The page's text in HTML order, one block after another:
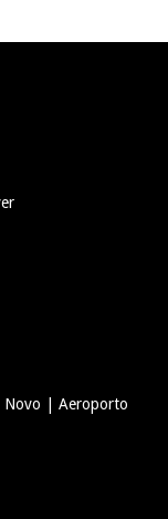
Novo | Aeroporto